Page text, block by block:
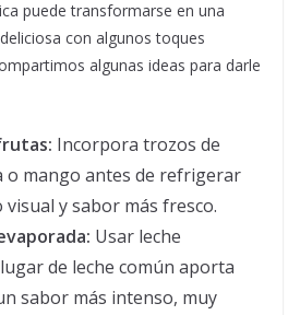
puede transformarse en una
con algunos toques
algunas ideas para darle
Incorpora trozos de
o mango antes de refrigerar
y sabor más fresco.
Usar leche
de leche común aporta
sabor más intenso, muy